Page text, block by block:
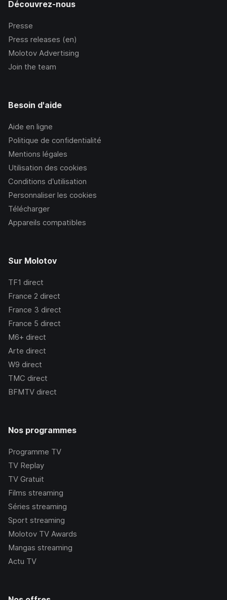
Découvrez-nous
Presse
Press releases (en)
Molotov Advertising
Join the team
Besoin d'aide
Aide en ligne
Politique de confidentialité
Mentions légales
Utilisation des cookies
Conditions d’utilisation
Personnaliser les cookies
Télécharger
Appareils compatibles
Sur Molotov
TF1 direct
France 2 direct
France 3 direct
France 5 direct
M6+ direct
Arte direct
W9 direct
TMC direct
BFMTV direct
Nos programmes
Programme TV
TV Replay
TV Gratuit
Films streaming
Séries streaming
Sport streaming
Molotov TV Awards
Mangas streaming
Actu TV